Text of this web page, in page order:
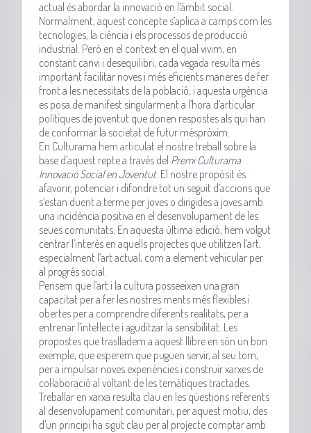
actual és abordar la innovació en l’àmbit social.
Normalment, aquest concepte s’aplica a camps com les
tecnologies, la ciència i els processos de producció
industrial. Però en el context en el qual vivim, en
constant canvi i desequilibri, cada vegada resulta més
important facilitar noves i més eficients maneres de fer
front a les necessitats de la població; i aquesta urgència
es posa de manifest singularment a l’hora d’articular
polítiques de joventut que donen respostes als qui han
de conformar la societat de futur méspròxim.
En Culturama hem articulat el nostre treball sobre la
base d’aquest repte a través del Premi Culturama
Innovació Social en Joventut. El nostre propòsit és
afavorir, potenciar i difondre tot un seguit d’accions que
s’estan duent a terme per joves o dirigides a joves amb
una incidència positiva en el desenvolupament de les
seues comunitats. En aquesta última edició, hem volgut
centrar l’interès en aquells projectes que utilitzen l’art,
especialment l’art actual, com a element vehicular per
al progrés social.
Pensem que l’art i la cultura posseeixen una gran
capacitat per a fer les nostres ments més flexibles i
obertes per a comprendre diferents realitats, per a
entrenar l’intel·lecte i aguditzar la sensibilitat. Les
propostes que traslladem a aquest llibre en són un bon
exemple, que esperem que puguen servir, al seu torn,
per a impulsar noves experiències i construir xarxes de
col·laboració al voltant de les temàtiques tractades.
Treballar en xarxa resulta clau en les qüestions referents
al desenvolupament comunitari, per aquest motiu, des
d’un principi ha sigut clau per al projecte comptar amb